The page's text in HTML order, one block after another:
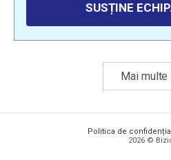
SUSȚINE
Mai
Politica de
2026 ©